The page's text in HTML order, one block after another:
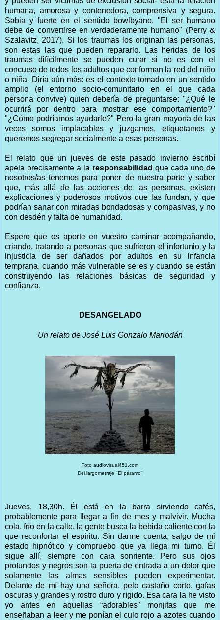
humana, amorosa y contenedora, comprensiva y segura.
Sabia y fuerte en el sentido bowlbyano. "El ser humano
debe de convertirse en verdaderamente humano" (Perry &
Szalavitz, 2017). Si los traumas los originan las personas,
son estas las que pueden repararlo. Las heridas de los
traumas difícilmente se pueden curar si no es con el
concurso de todos los adultos que conforman la red del niño
o niña. Diría aún más: es el contexto tomado en un sentido
amplio (el entorno socio-comunitario en el que cada
persona convive) quien debería de preguntarse: "¿Qué le
ocurrirá por dentro para mostrar ese comportamiento?"
"¿Cómo podríamos ayudarle?" Pero la gran mayoría de las
veces somos implacables y juzgamos, etiquetamos y
queremos segregar socialmente a esas personas.
El relato que un jueves de este pasado invierno escribí
apela precisamente a la responsabilidad que cada uno de
nosotros/as tenemos para poner de nuestra parte y saber
que, más allá de las acciones de las personas, existen
explicaciones y poderosos motivos que las fundan, y que
podrían sanar con miradas bondadosas y compasivas, y no
con desdén y falta de humanidad.
Espero que os aporte en vuestro caminar acompañando,
criando, tratando a personas que sufrieron el infortunio y la
injusticia de ser dañados por adultos en su infancia
temprana, cuando más vulnerable se es y cuando se están
construyendo las relaciones básicas de seguridad y
confianza.
DESANGELADO
Un relato de José Luis Gonzalo Marrodán
Foto audiovisual451.com
Del largometraje "El páramo"
Jueves, 18,30h. Él está en la barra sirviendo cafés,
probablemente para llegar a fin de mes y malvivir. Mucha
cola, frío en la calle, la gente busca la bebida caliente con la
que reconfortar el espíritu. Sin darme cuenta, salgo de mi
estado hipnótico y compruebo que ya llega mi turno. Él
sigue allí, siempre con cara sonriente. Pero sus ojos
profundos y negros son la puerta de entrada a un dolor que
solamente las almas sensibles pueden experimentar.
Delante de mí hay una señora, pelo castaño corto, gafas
oscuras y grandes y rostro duro y rígido. Esa cara la he visto
yo antes en aquellas “adorables” monjitas que me
enseñaban a leer y me ponían el culo rojo a azotes cuando